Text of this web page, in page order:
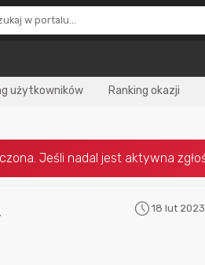
użytkowników Ranking okazji
18 lut 2023
najlepiej ocenianą